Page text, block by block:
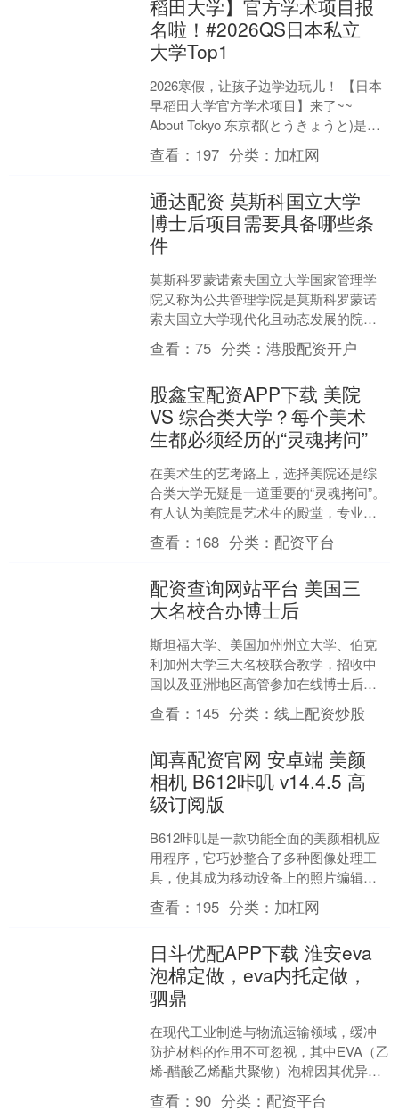
稻田大学】官方学术项目报
名啦！#2026QS日本私立
大学Top1
2026寒假，让孩子边学边玩儿！ 【日本
早稻田大学官方学术项目】来了~~
About Tokyo 东京都(とうきょうと)是日
本关东地区的一级行政区也是日本的首
都....
查看： 197 分类： 加杠网
通达配资 莫斯科国立大学
博士后项目需要具备哪些条
件
莫斯科罗蒙诺索夫国立大学国家管理学
院又称为公共管理学院是莫斯科罗蒙诺
索夫国立大学现代化且动态发展的院系
之一。该院为国家公共事务培养专业人
才。该系拥有一套完善的毕....
查看：75 分类：港股配资开户
股鑫宝配资APP下载 美院
VS 综合类大学？每个美术
生都必须经历的“灵魂拷问”
在美术生的艺考路上，选择美院还是综
合类大学无疑是一道重要的“灵魂拷问”。
有人认为美院是艺术生的殿堂，专业浓
度高；也有人倾向于综合类大学的多元
氛围，认为这能拓宽发....
查看： 168 分类：配资平台
配资查询网站平台 美国三
大名校合办博士后
斯坦福大学、美国加州州立大学、伯克
利加州大学三大名校联合教学，招收中
国以及亚洲地区高管参加在线博士后研
究班项目。 本项目针对系统接受过博士
专业教育的人士而开办，....
查看： 145 分类：线上配资炒股
闻喜配资官网 安卓端 美颜
相机 B612咔叽 v14.4.5 高
级订阅版
B612咔叽是一款功能全面的美颜相机应
用程序，它巧妙整合了多种图像处理工
具，使其成为移动设备上的照片编辑强
大助手。这款应用不仅大幅简化了图片
编辑的整个流程，更融....
查看： 195 分类： 加杠网
日斗优配APP下载 淮安eva
泡棉定做，eva内托定做，
驷鼎
在现代工业制造与物流运输领域，缓冲
防护材料的作用不可忽视，其中EVA（乙
烯-醋酸乙烯酯共聚物）泡棉因其优异的
物理性能和环保特性，成为各类精密仪
器、电子产品、医疗....
查看：90 分类：配资平台